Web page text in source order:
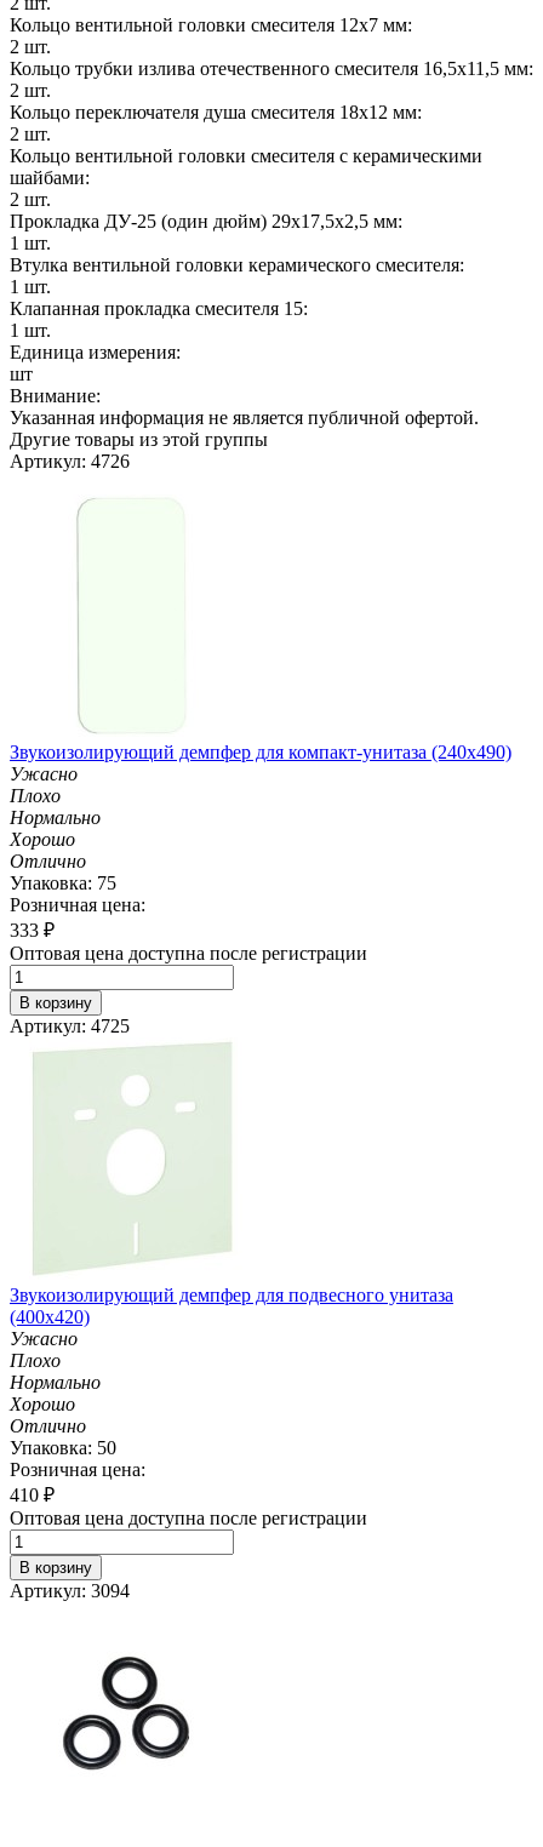
Кольцо вентильной головки смесителя 12х7 мм:
2 шт.
Кольцо трубки излива отечественного смесителя 16,5х11,5 мм:
2 шт.
Кольцо переключателя душа смесителя 18х12 мм:
2 шт.
Кольцо вентильной головки смесителя с керамическими
шайбами:
2 шт.
Прокладка ДУ-25 (один дюйм) 29х17,5х2,5 мм:
1 шт.
Втулка вентильной головки керамического смесителя:
1 шт.
Клапанная прокладка смесителя 15:
1 шт.
Единица измерения:
шт
Внимание:
Указанная информация не является публичной офертой.
Другие товары из этой группы
Артикул: 4726
Звукоизолирующий демпфер для компакт-унитаза (240х490)
Ужасно
Плохо
Нормально
Хорошо
Отлично
Упаковка: 75
Розничная цена:
333 ₽
Оптовая цена доступна после регистрации
В корзину
Артикул: 4725
Звукоизолирующий демпфер для подвесного унитаза
(400х420)
Ужасно
Плохо
Нормально
Хорошо
Отлично
Упаковка: 50
Розничная цена:
410 ₽
Оптовая цена доступна после регистрации
В корзину
Артикул: 3094